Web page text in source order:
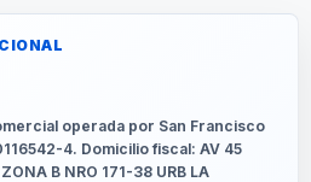
operada por San Francisco
4. Domicilio fiscal: AV 45
B NRO 171-38 URB LA